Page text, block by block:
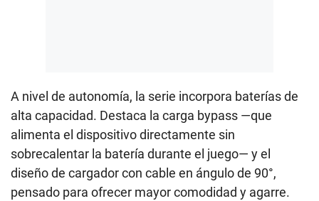
A nivel de autonomía, la serie incorpora baterías de
alta capacidad. Destaca la carga bypass —que
alimenta el dispositivo directamente sin
sobrecalentar la batería durante el juego— y el
diseño de cargador con cable en ángulo de 90°,
pensado para ofrecer mayor comodidad y agarre.